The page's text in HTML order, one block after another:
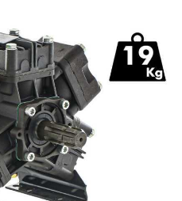
für Pizza und Braten